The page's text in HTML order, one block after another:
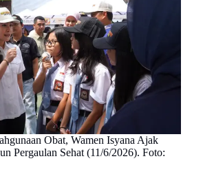
Obat, Wamen Isyana Ajak
Pergaulan Sehat (11/6/2026). Foto: